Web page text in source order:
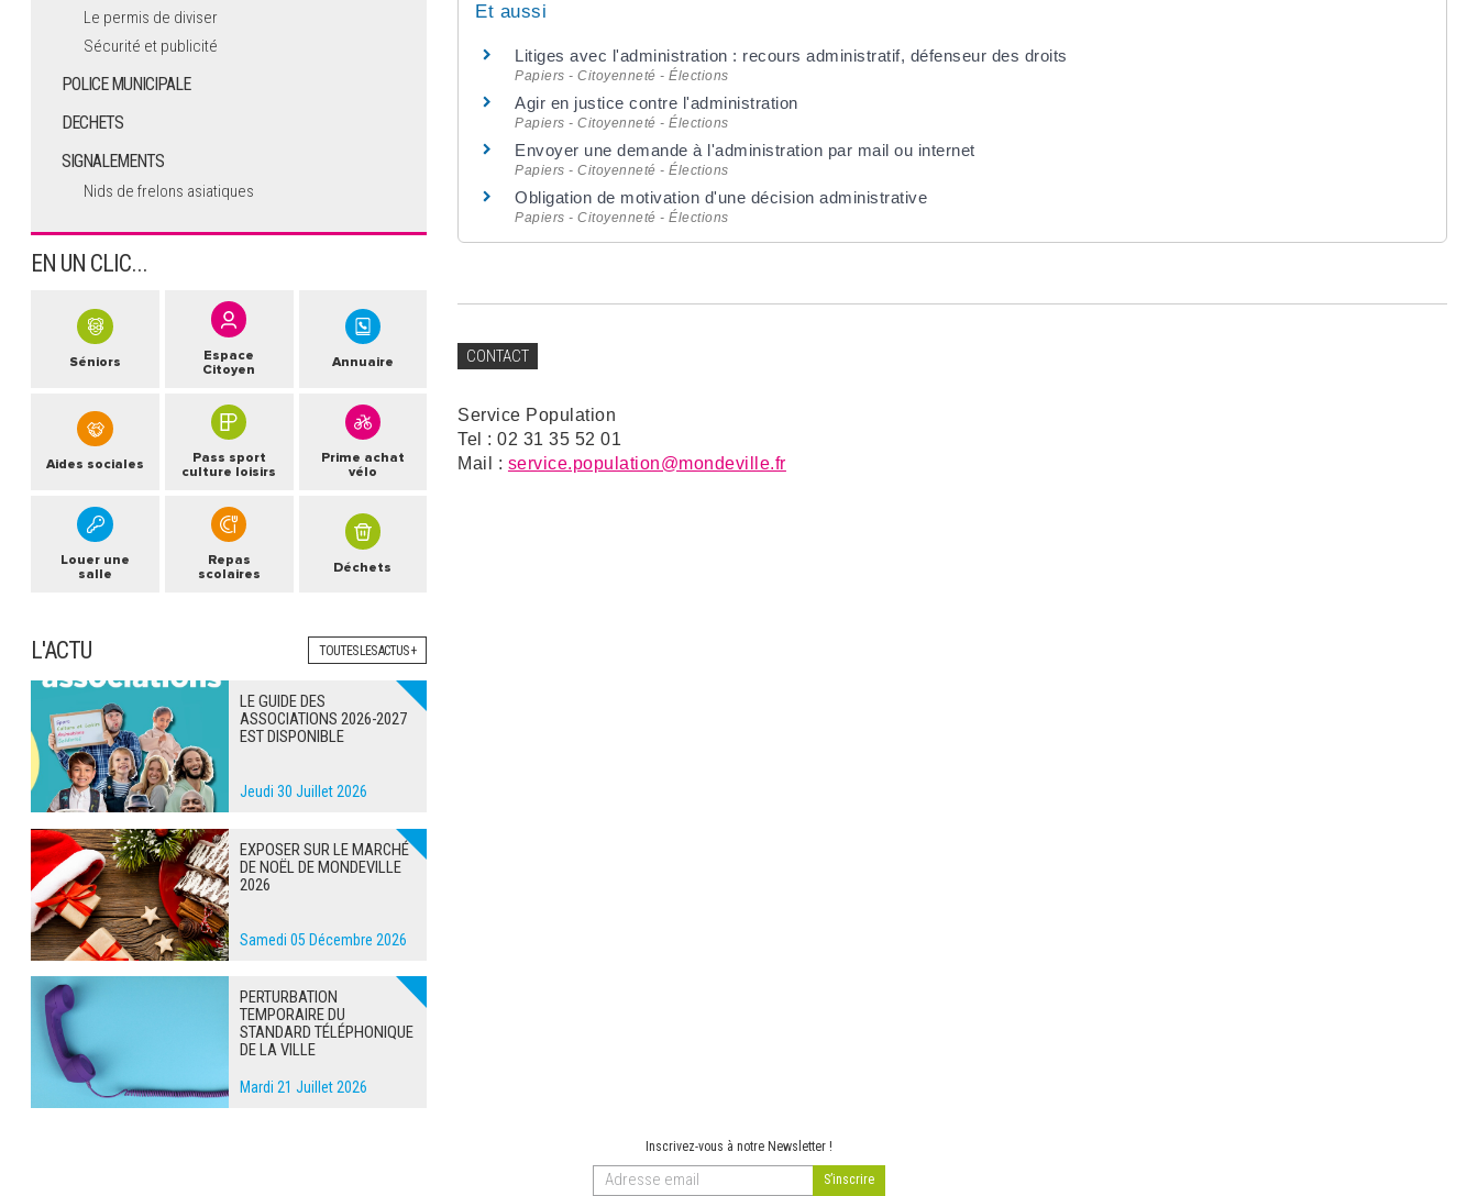
Et aussi
Litiges avec l'administration : recours administratif, défenseur des droits
Papiers - Citoyenneté - Élections
Agir en justice contre l'administration
Papiers - Citoyenneté - Élections
Envoyer une demande à l'administration par mail ou internet
Papiers - Citoyenneté - Élections
Obligation de motivation d'une décision administrative
Papiers - Citoyenneté - Élections
CONTACT
Service Population
Tel : 02 31 35 52 01
Mail : service.population@mondeville.fr
Le permis de diviser
Sécurité et publicité
POLICE MUNICIPALE
DECHETS
SIGNALEMENTS
Nids de frelons asiatiques
EN UN CLIC...
Séniors
Espace
Citoyen
Annuaire
Aides sociales
Pass sport
culture loisirs
Prime achat
vélo
Louer une
salle
Repas
scolaires
Déchets
L'ACTU TOUTES LES ACTUS +
LE GUIDE DES
ASSOCIATIONS 2026-2027
EST DISPONIBLE
Jeudi 30 Juillet 2026
EXPOSER SUR LE MARCHÉ
DE NOËL DE MONDEVILLE
2026
Samedi 05 Décembre 2026
PERTURBATION
TEMPORAIRE DU
STANDARD TÉLÉPHONIQUE
DE LA VILLE
Mardi 21 Juillet 2026
Inscrivez-vous à notre Newsletter !